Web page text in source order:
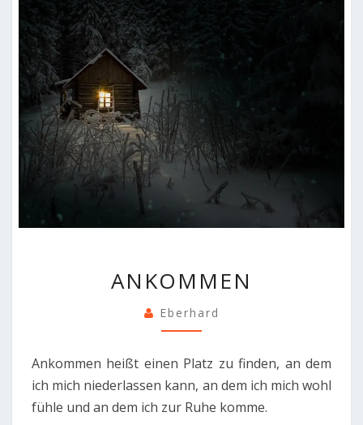
ANKOMMEN
Eberhard
Ankommen heißt einen Platz zu finden, an dem
ich mich niederlassen kann, an dem ich mich wohl
fühle und an dem ich zur Ruhe komme.